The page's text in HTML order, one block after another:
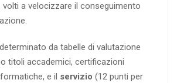
a velocizzare il conseguimento
da tabelle di valutazione
titoli accademici, certificazioni
e il servizio (12 punti per